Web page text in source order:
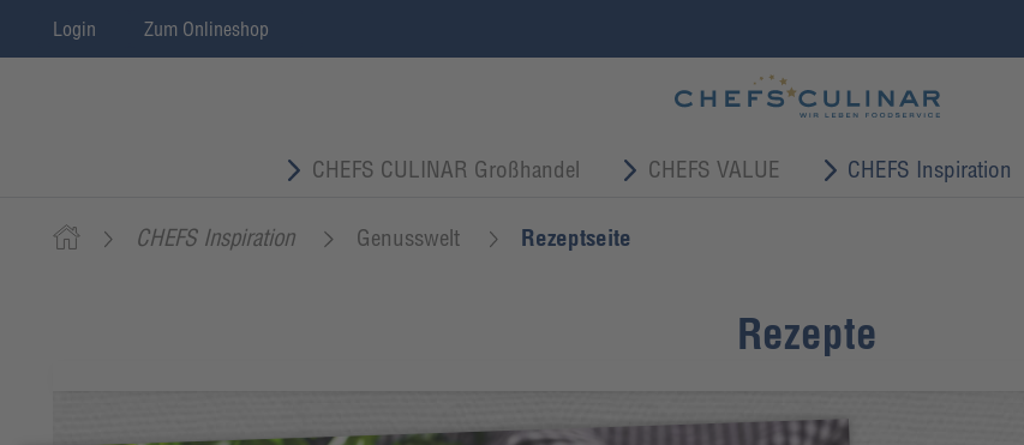
Login Zum Onlineshop
CHEFS CULINAR Großhandel CHEFS VALUE CHEFS Inspiration
CHEFS Inspiration Genusswelt Rezeptseite
Rezepte